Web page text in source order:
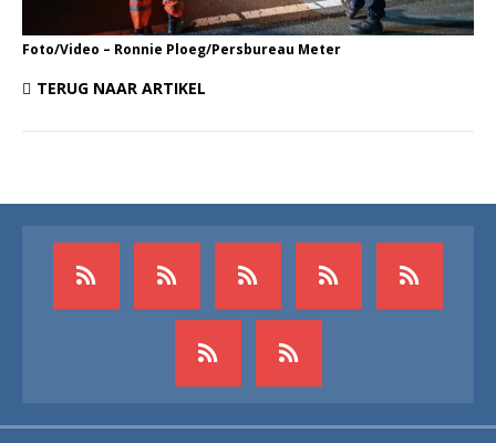
Foto/Video – Ronnie Ploeg/Persbureau Meter
TERUG NAAR ARTIKEL